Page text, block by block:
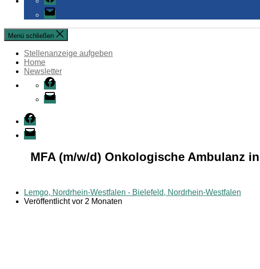
E-
Mail
Menü schließen
Stellenanzeige aufgeben
Home
Newsletter
Facebook
E-
Mail
Facebook
E-
Mail
MFA (m/w/d) Onkologische Ambulanz
Lemgo, Nordrhein-Westfalen - Bielefeld, Nordrhein-Westfalen
Veröffentlicht vor 2 Monaten